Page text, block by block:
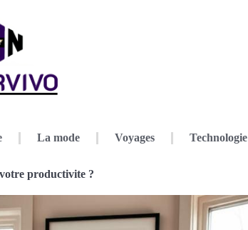
La mode Voyages Technologie
productivite ?